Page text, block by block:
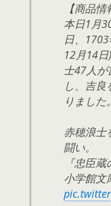
【商品情
本日1月
日、
12月14
士47人
し、吉良
りました。
赤穂浪士
闘い。
『忠臣
小学館文